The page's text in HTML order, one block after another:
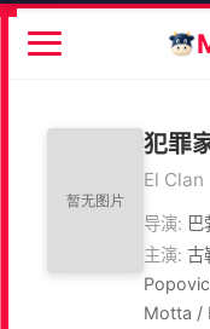
犯罪
El Clan
导演: 巴
主演: 古
Motta /